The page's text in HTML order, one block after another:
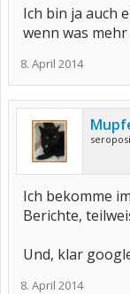
Ich bin ja auch
wenn was
8. April 2014
Ich bekomme
Berichte,
Und, klar
8. April 2014